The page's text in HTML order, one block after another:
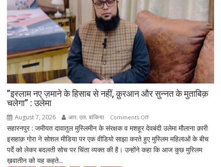
खिलाफ
FIR,
धार्मिक
भावनाएं
आहत
करने
का
आरोप
”इस्लाम नए ज़माने के हिसाब से नहीं, क़ुरआन और सुन्नत के मुताबिक़
चलेगा” : उलेमा
August 7, 2026 आर. एल. बांकिया Comments Offon
”इस्लाम
नए
ज़माने
सहारनपुर : जमीयत दावातुल मुस्लिमीन के संरक्षक व मशहूर देवबंदी उलेमा मौलाना क़ारी
इसहाक़ गोरा ने सोशल मीडिया पर एक वीडियो साझा करते हुए मुस्लिम महिलाओं के बीच
पर्दे को लेकर बदलती सोच पर चिंता व्यक्त की है। उन्होंने कहा कि आज कुछ मुस्लिम
ख़वातीन को यह कहते...